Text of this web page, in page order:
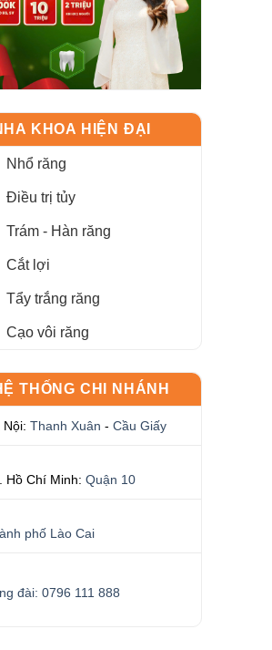
KHOA HIỆN ĐẠI
Nhổ răng
Điều trị tủy
Trám - Hàn răng
Cắt lợi
Tẩy trắng răng
Cạo vôi răng
THỐNG CHI NHÁNH
Nội: Thanh Xuân - Cầu Giấy
Hồ Chí Minh: Quận 10
phố Lào Cai
đài: 0796 111 888